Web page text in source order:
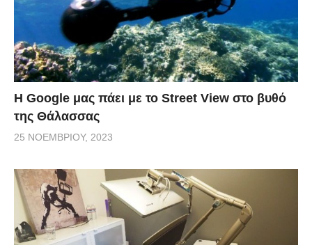
H Google μας πάει με το Street View στο βυθό
της Θάλασσας
25 ΝΟΕΜΒΡΊΟΥ, 2023